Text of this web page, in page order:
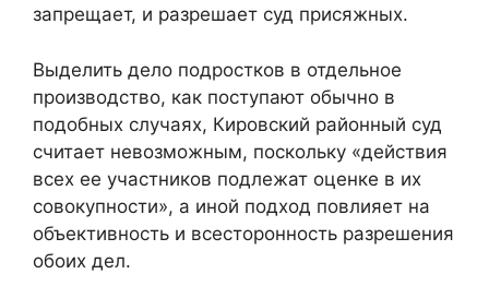
запрещает, и разрешает суд присяжных.
Выделить дело подростков в отдельное
производство, как поступают обычно в
подобных случаях, Кировский районный суд
считает невозможным, поскольку «действия
всех ее участников подлежат оценке в их
совокупности», а иной подход повлияет на
объективность и всесторонность разрешения
обоих дел.